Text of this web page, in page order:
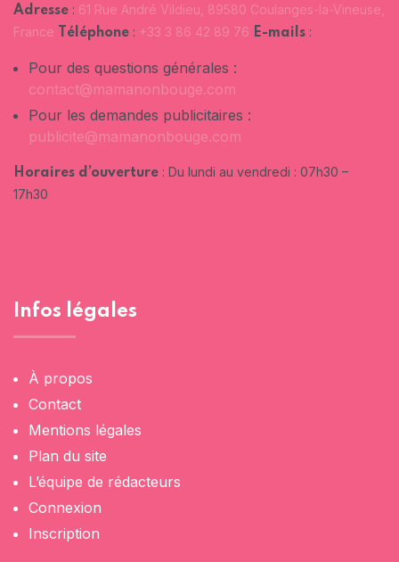
Adresse : 61 Rue André Vildieu, 89580 Coulanges-la-Vineuse,
France
Téléphone : +33 3 86 42 89 76 E-mails :
Pour des questions générales :
contact@mamanonbouge.com
Pour les demandes publicitaires :
publicite@mamanonbouge.com
Horaires d’ouverture : Du lundi au vendredi : 07h30 –
17h30
Infos légales
À propos
Contact
Mentions légales
Plan du site
L’équipe de rédacteurs
Connexion
Inscription